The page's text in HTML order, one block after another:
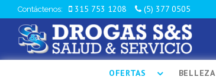
Contáctenos: 315 753 1208 (5) 377 0505
OFERTAS BELLEZA